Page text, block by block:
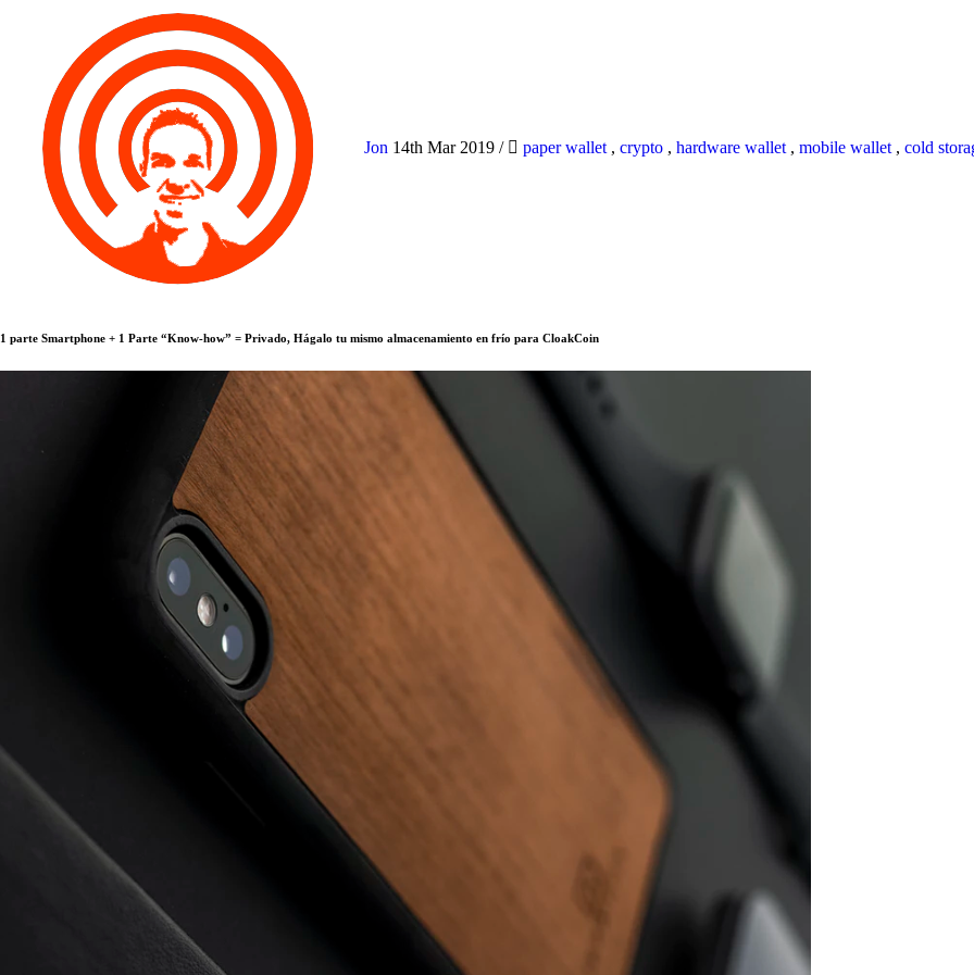
Jon 14th Mar 2019 / paper wallet , crypto , hardware wallet , mobile wallet , cold
1 parte Smartphone + 1 Parte “Know-how” = Privado, Hágalo tu mismo almacenamiento en frío para CloakCoin